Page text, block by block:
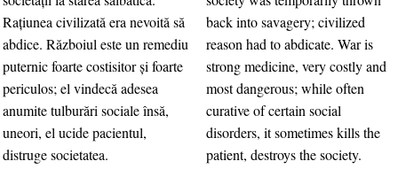
Raţiunea civilizată era nevoită să
abdice. Războiul este un remediu
puternic foarte costisitor şi foarte
periculos; el vindecă adesea
anumite tulburări sociale însă,
uneori, el ucide pacientul,
distruge societatea.
back into savagery; civilized
reason had to abdicate. War is
strong medicine, very costly and
most dangerous; while often
curative of certain social
disorders, it sometimes kills the
patient, destroys the society.